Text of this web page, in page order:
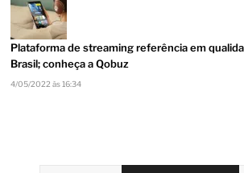
Plataforma de streaming referência em
Brasil; conheça a Qobuz
4/05/2022 às 16:34